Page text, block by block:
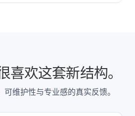
云账号下。我们签署严格的《保密
环。
喜欢这套新结构。
维护性与专业感的真实反馈。